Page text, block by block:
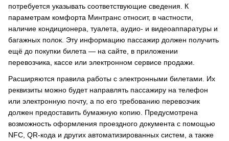
потребуется указывать соответствующие сведения. К
параметрам комфорта Минтранс относит, в частности,
наличие кондиционера, туалета, аудио- и видеоаппаратуры и
багажных полок. Эту информацию пассажир должен получить
ещё до покупки билета — на сайте, в приложении
перевозчика, кассе или электронном сервисе продажи.
Расширяются правила работы с электронными билетами. Их
реквизиты можно будет направлять пассажиру на телефон
или электронную почту, а по его требованию перевозчик
должен предоставить бумажную копию. Предусмотрена
возможность оформления проездного документа с помощью
NFC, QR-кода и других автоматизированных систем, а также